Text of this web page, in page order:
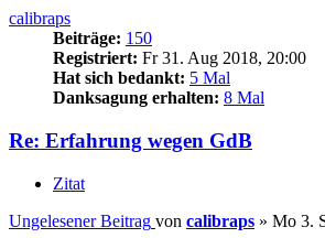
calibraps
Beiträge: 150
Registriert: Fr 31. Aug 2018, 20:00
Hat sich bedankt: 5 Mal
Danksagung erhalten: 8 Mal
Re: Erfahrung wegen GdB
Zitat
Ungelesener Beitrag von calibraps » Mo 3.